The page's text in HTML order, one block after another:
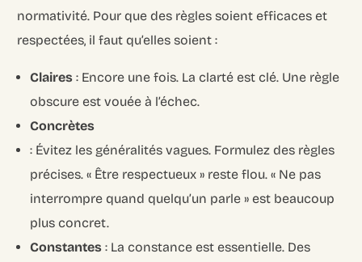
normativité. Pour que des règles soient efficaces et
respectées, il faut qu’elles soient :
Claires : Encore une fois. La clarté est clé. Une règle
obscure est vouée à l’échec.
Concrètes
: Évitez les généralités vagues. Formulez des règles
précises. « Être respectueux » reste flou. « Ne pas
interrompre quand quelqu’un parle » est beaucoup
plus concret.
Constantes : La constance est essentielle. Des